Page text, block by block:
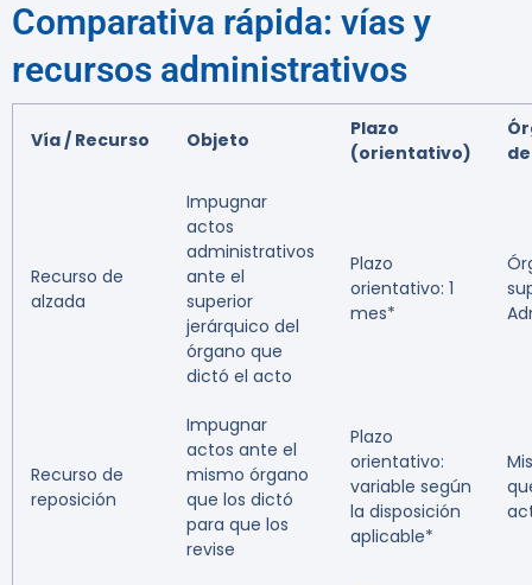
Comparativa rápida: vías y
recursos administrativos
Vía / Recurso Objeto
Plazo
(orientativo)
Recurso de
alzada
Impugnar
actos
administrativos
ante el
superior
jerárquico del
órgano que
dictó el acto
Plazo
orientativo: 1
mes*
Recurso de
reposición
Impugnar
actos ante el
mismo órgano
que los dictó
para que los
revise
Plazo
orientativo:
variable según
la disposición
aplicable*